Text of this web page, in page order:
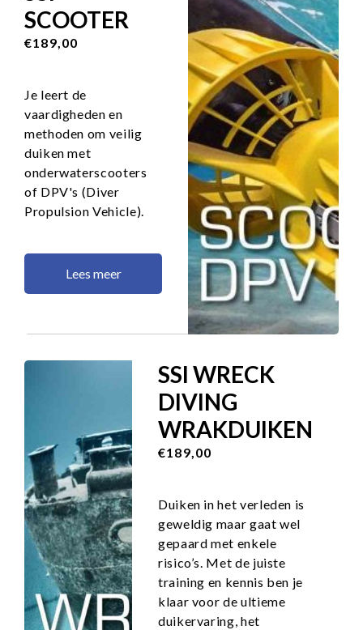
SCOOTER
€189,00
Je leert de
vaardigheden en
methoden om veilig
duiken met
onderwaterscooters
of DPV's (Diver
Propulsion Vehicle).
Lees meer
SSI WRECK
DIVING
WRAKDUIKEN
€189,00
Duiken in het verleden is
geweldig maar gaat wel
gepaard met enkele
risico’s. Met de juiste
training en kennis ben je
klaar voor de ultieme
duikervaring, het